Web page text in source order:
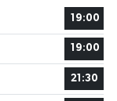
19:00
19:00
21:30